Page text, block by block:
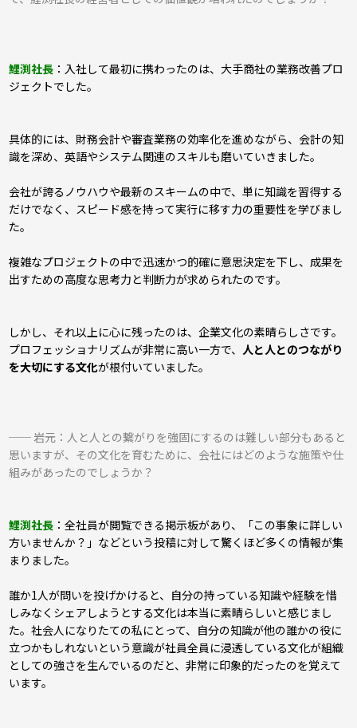
鯉渕社長 ：入社して最初に携わったのは、大手商社の業務改善プロ
ジェクトでした。
具体的には、財務会計や審査業務の効率化を進めながら、会計の知
識を深め、英語やシステム関連のスキルも磨いていきました。
会社が誇るノウハウや最新のスキームの中で、単に知識を習得する
だけでなく、スピード感を持って実行に移す力の重要性を学びまし
た。
複雑なプロジェクトの中で迅速かつ的確に意思決定を下し、成果を
出すための高度な思考力と判断力が求められたのです。
しかし、それ以上に心に残ったのは、企業文化の素晴らしさです。
プロフェッショナリズムが非常に高い一方で、人と人とのつながり
を大切にする文化が根付いていました。
── 岩元：人と人との繋がりを強固にするのは難しい部分もあると
思いますが、その文化を育むために、会社にはどのような施策や仕
組みがあったのでしょうか？
鯉渕社長 ：全社員が閲覧できる掲示板があり、「この事象に詳しい
方いませんか？」などという投稿に対して驚くほど多くの情報が集
まりました。
誰か1人が問いを投げかけると、自分の持っている知識や経験を惜
しみなくシェアしようとする文化は本当に素晴らしいと感じまし
た。社会人になりたての私にとって、自分の知識が他の誰かの役に
立つかもしれないという意識が社員全員に浸透している文化が組織
としての強さを生んでいるのだと、非常に印象的だったのを覚えて
います。